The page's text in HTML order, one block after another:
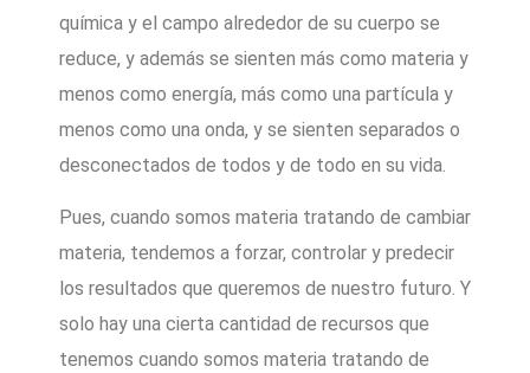
química y el campo alrededor de su cuerpo se
reduce, y además se sienten más como materia y
menos como energía, más como una partícula y
menos como una onda, y se sienten separados o
desconectados de todos y de todo en su vida.
Pues, cuando somos materia tratando de cambiar
materia, tendemos a forzar, controlar y predecir
los resultados que queremos de nuestro futuro. Y
solo hay una cierta cantidad de recursos que
tenemos cuando somos materia tratando de